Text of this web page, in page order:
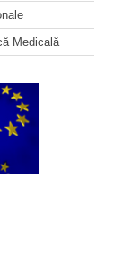
Medicală